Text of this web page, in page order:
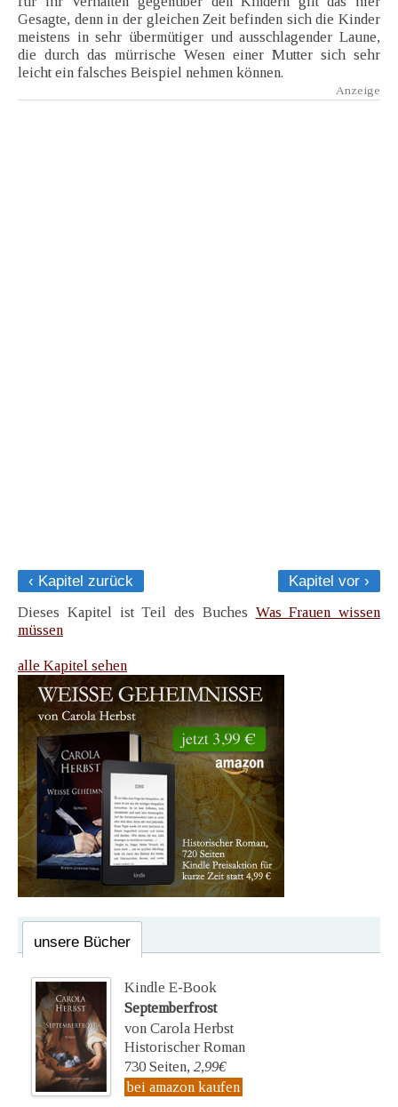
Gesagte, denn in der gleichen Zeit befinden sich die Kinder
meistens in sehr übermütiger und ausschlagender Laune,
die durch das mürrische Wesen einer Mutter sich sehr
leicht ein falsches Beispiel nehmen können.
‹ Kapitel zurück
Kapitel vor ›
Dieses Kapitel ist Teil des Buches Was Frauen wissen
müssen
alle Kapitel sehen
unsere Bücher
Kindle E-Book
Septemberfrost
von Carola Herbst
Historischer Roman
730 Seiten, 2,99€
bei amazon kaufen